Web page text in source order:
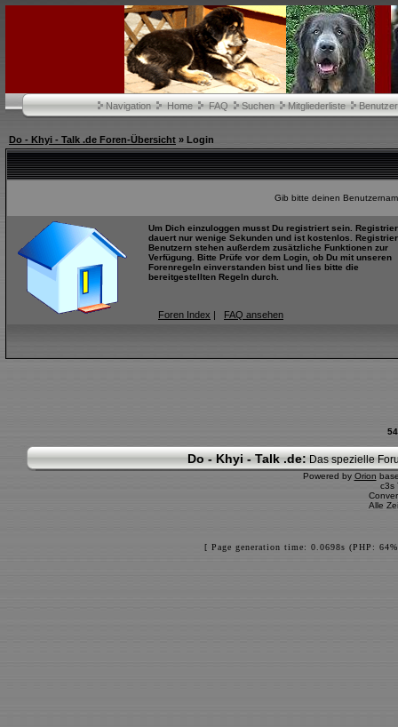
Navigation Home FAQ Suchen Mitgliederliste
Do - Khyi - Talk .de Foren-Übersicht » Login
Gib bitte deinen
Um Dich einzuloggen musst Du registriert sein.
dauert nur wenige Sekunden und ist kostenlos.
Benutzern stehen außerdem zusätzliche Funktionen zur
Verfügung. Bitte Prüfe vor dem Login, ob Du mit unseren
Forenregeln einverstanden bist und lies bitte die
bereitgestellten Regeln durch.
Foren Index | FAQ ansehen
Do - Khyi - Talk .de: Das spezielle
Powered by Orion
c3s
Alle
[ Page generation time: 0.0698s (PHP: